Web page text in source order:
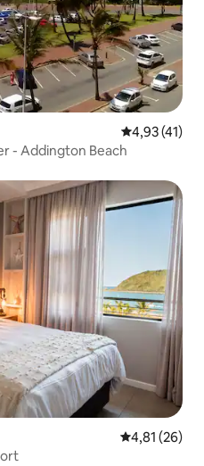
Note
4,93 (41)
- Addington Beach
Note
4,81 (26)